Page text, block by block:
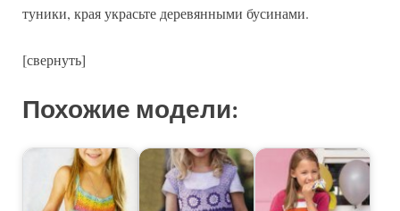
туники, края украсьте деревянными бусинами.
[свернуть]
Похожие модели: